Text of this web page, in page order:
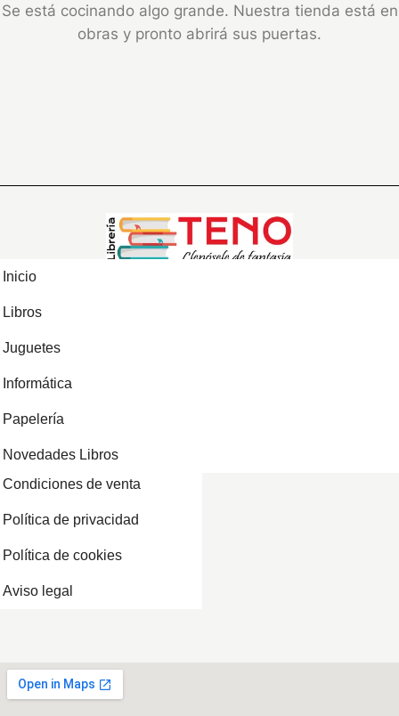
Se está cocinando algo grande. Nuestra tienda está en
obras y pronto abrirá sus puertas.
Inicio
Libros
Juguetes
Informática
Papelería
Novedades Libros
Condiciones de venta
Política de privacidad
Política de cookies
Aviso legal